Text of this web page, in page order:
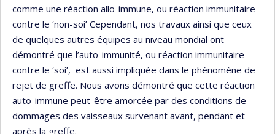
comme une réaction allo-immune, ou réaction immunitaire
contre le ‘non-soi’ Cependant, nos travaux ainsi que ceux
de quelques autres équipes au niveau mondial ont
démontré que l’auto-immunité, ou réaction immunitaire
contre le ‘soi’, est aussi impliquée dans le phénomène de
rejet de greffe. Nous avons démontré que cette réaction
auto-immune peut-être amorcée par des conditions de
dommages des vaisseaux survenant avant, pendant et
après la greffe.